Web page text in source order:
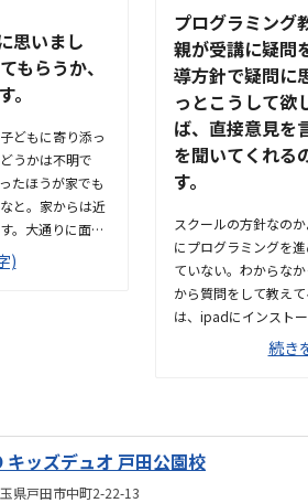
思いまし
もらうか、
どもに寄り添っ
うかは不明で
たほうが家でも
と。家からは近
。大通りに面し
です。教室は見
のことで塾の方
)
プログラミング
親が受講に疑問
導方針で疑問に
っとこうして欲
ば、直接意見を
を聞いてくれる
す。
スクールの方針なの
にプログラミングを
ていない。わからな
から質問をして教え
は、ipadにインスト
も好きな時にできる
リキュラムは見学を
してないみたい。駅
一本道だから迷うこと
います。駐車場はな
続き
キッズデュオ 戸田公園校
県戸田市中町2-22-13